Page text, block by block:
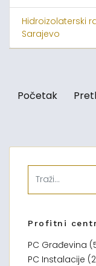
Hidroizolaterski
Sarajevo
Početak
Profitni
PC Građevina
PC Instalacije